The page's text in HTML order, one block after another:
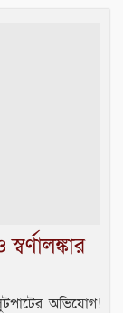
অভিযোগ!